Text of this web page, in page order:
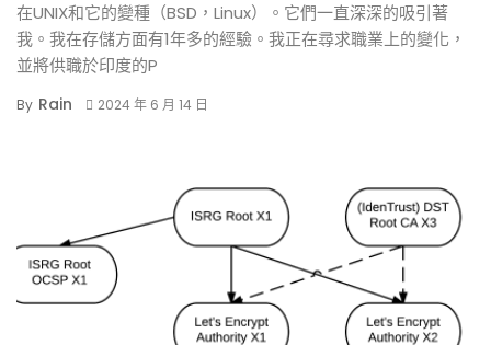
在UNIX和它的變種（BSD，Linux）。它們一直深深的吸引著
我。我在存儲方面有1年多的經驗。我正在尋求職業上的變化，
並將供職於印度的P
By Rain 2024 年 6 月 14 日